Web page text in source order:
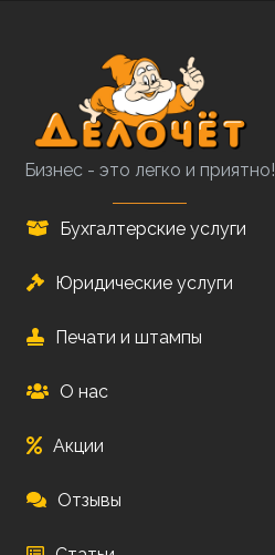
содержанию
Бизнес - это легко и приятно!
Бухгалтерские услуги
Юридические услуги
Печати и штампы
О нас
Акции
Отзывы